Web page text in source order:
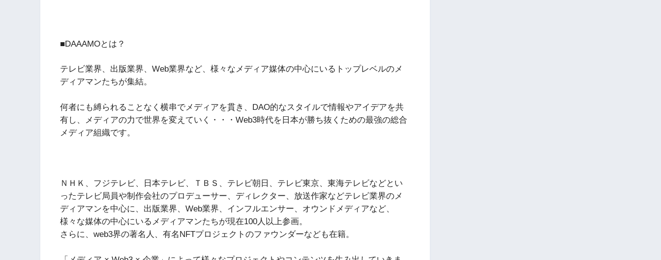
■DAAAMOとは？
テレビ業界、出版業界、Web業界など、様々なメディア媒体の中心にいるトップレベルのメ
ディアマンたちが集結。
何者にも縛られることなく横串でメディアを貫き、DAO的なスタイルで情報やアイデアを共
有し、メディアの力で世界を変えていく・・・Web3時代を日本が勝ち抜くための最強の総合
メディア組織です。
ＮＨＫ、フジテレビ、日本テレビ、ＴＢＳ、テレビ朝日、テレビ東京、東海テレビなどとい
ったテレビ局員や制作会社のプロデューサー、ディレクター、放送作家などテレビ業界のメ
ディアマンを中心に、出版業界、Web業界、インフルエンサー、オウンドメディアなど、
様々な媒体の中心にいるメディアマンたちが現在100人以上参画。
さらに、web3界の著名人、有名NFTプロジェクトのファウンダーなども在籍。